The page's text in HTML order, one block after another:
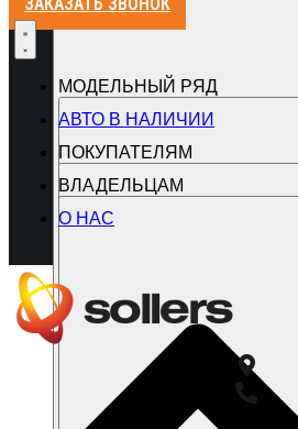
Close г. Котельники
МОДЕЛЬНЫЙ РЯД
АВТО В НАЛИЧИИ
ПОКУПАТЕЛЯМ
ВЛАДЕЛЬЦАМ
О НАС